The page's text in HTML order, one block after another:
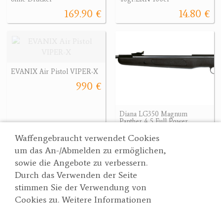
Waffengebraucht verwendet Cookies
um das An-/Abmelden zu ermöglichen,
sowie die Angebote zu verbessern.
Durch das Verwenden der Seite
stimmen Sie der Verwendung von
Cookies zu. Weitere Informationen
169.90 € 14.80 €
EVANIX Air Pistol VIPER-X
990 €
Diana LG350 Magnum
Panther 4,5 Full Power
303.19 €
Suche
Partner
AGBs
Wertgarner 1820
Jagd & SporthandelsgmbH
Dr. Karl-Renner-Straße 48